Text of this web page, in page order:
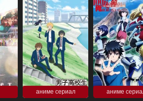
аниме сериал аниме